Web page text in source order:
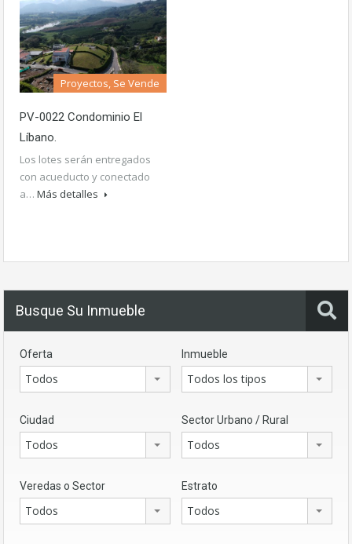
Proyectos, Se Vende
PV-0022 Condominio El
Líbano.
Los lotes serán entregados
con acueducto y conectado
a… Más detalles
Busque Su Inmueble
Oferta
Todos
Inmueble
Todos los tipos
Ciudad
Todos
Sector Urbano / Rural
Todos
Veredas o Sector
Todos
Estrato
Todos